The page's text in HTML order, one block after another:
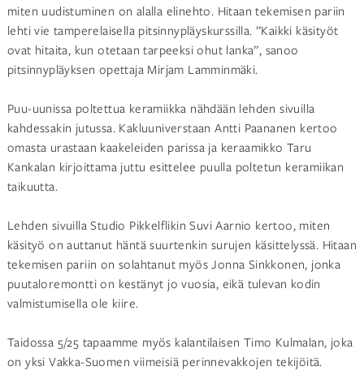
miten uudistuminen on alalla elinehto. Hitaan tekemisen pariin
lehti vie tamperelaisella pitsinnypläyskurssilla. ”Kaikki käsityöt
ovat hitaita, kun otetaan tarpeeksi ohut lanka”, sanoo
pitsinnypläyksen opettaja Mirjam Lamminmäki.
Puu-uunissa poltettua keramiikka nähdään lehden sivuilla
kahdessakin jutussa. Kakluuniverstaan Antti Paananen kertoo
omasta urastaan kaakeleiden parissa ja keraamikko Taru
Kankalan kirjoittama juttu esittelee puulla poltetun keramiikan
taikuutta.
Lehden sivuilla Studio Pikkelflikin Suvi Aarnio kertoo, miten
käsityö on auttanut häntä suurtenkin surujen käsittelyssä. Hitaan
tekemisen pariin on solahtanut myös Jonna Sinkkonen, jonka
puutaloremontti on kestänyt jo vuosia, eikä tulevan kodin
valmistumisella ole kiire.
Taidossa 5/25 tapaamme myös kalantilaisen Timo Kulmalan, joka
on yksi Vakka-Suomen viimeisiä perinnevakkojen tekijöitä.